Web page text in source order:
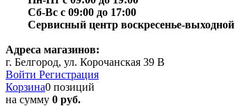
Сб-Вс с 09:00 до 17:00
Сервисный центр воскресенье-выходной
Адреса магазинов:
г. Белгород, ул. Корочанская 39 В
Войти Регистрация
Корзина0 позиций
на сумму 0 руб.